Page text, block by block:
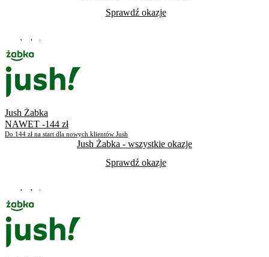
Sprawdź okazje
Do odwołania
Jush Żabka
NAWET -144 zł
Do 144 zł na start dla nowych klientów Jush
Jush Żabka - wszystkie okazje
Sprawdź okazje
Do odwołania